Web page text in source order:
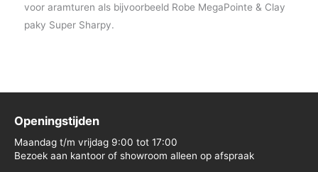
voor aramturen als bijvoorbeeld Robe MegaPointe & Clay
paky Super Sharpy.
Openingstijden
Maandag t/m vrijdag 9:00 tot 17:00
Bezoek aan kantoor of showroom alleen op afspraak